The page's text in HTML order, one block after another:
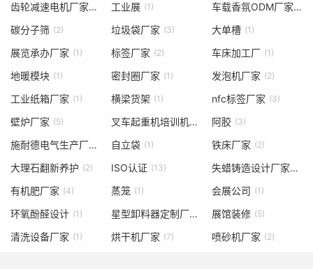
齿轮减速电机厂家
(1) 工业展 (1) 车载香氛ODM厂家
(2)
碳分子筛 (2) 垃圾袋厂家 (3) 大单槽 (1)
展览承办厂家 (1) 标签厂家 (2) 车床加工厂 (1)
地暖模块 (1) 密封圈厂家 (1) 发泡机厂家 (2)
工业纸箱厂家 (1) 横梁货架 (1) nfc标签厂家 (3)
壁炉厂家 (5) 叉车起重机培训机构 阿胶 (3)
施耐德电气生产厂家 自立袋 (1) 铁床厂家 (2)
大理石翻新养护 (2) ISO认证 (13) 失蜡铸造设计厂家(3)
有机肥厂家 (4) 蒸笼 (1) 会展公司 (1)
环氧酚醛设计 (1) 星型卸料器定制厂家 展馆装修 (5)
清洗设备厂家 (1) 烘干机厂家 (7) 喷砂机厂家 (2)